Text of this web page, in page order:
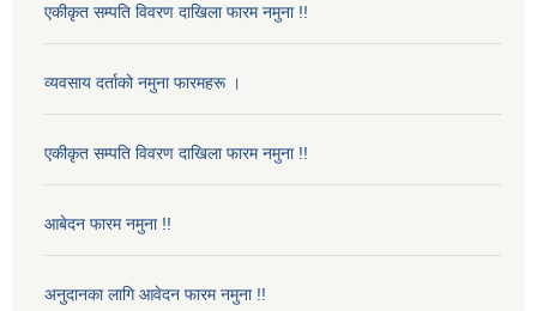
एकीकृत सम्पति विवरण दाखिला फारम नमुना !!
व्यवसाय दर्ताको नमुना फारमहरू ।
एकीकृत सम्पति विवरण दाखिला फारम नमुना !!
आबेदन फारम नमुना !!
अनुदानका लागि आवेदन फारम नमुना !!